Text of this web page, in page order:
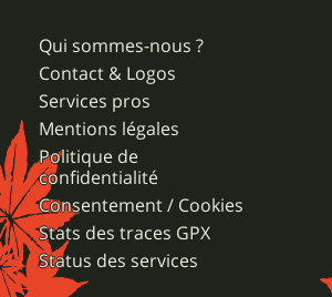
Qui sommes-nous ?
Contact & Logos
Services pros
Mentions légales
Politique de
confidentialité
Consentement / Cookies
Stats des traces GPX
Status des services